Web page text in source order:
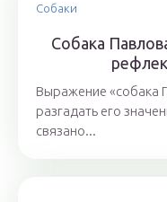
Собаки
Собака
Выражение «собака
разгадать его
связано...